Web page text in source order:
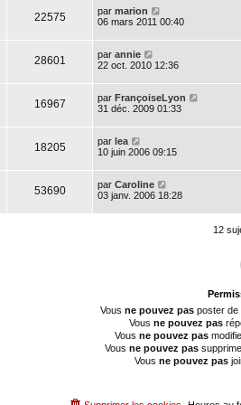
22575 par marion
06 mars 2011 00:40
28601 par annie
22 oct. 2010 12:36
16967 par FrançoiseLyon
31 déc. 2009 01:33
18205 par lea
10 juin 2006 09:15
53690 par Caroline
03 janv. 2006 18:28
12
Vous ne pouvez pas poster de
Vous ne pouvez pas
Vous ne pouvez pas
Vous ne pouvez pas
Vous ne pouvez pas